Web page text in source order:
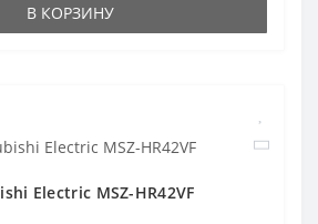
В КОРЗИНУ
Electric MSZ-HR42VF